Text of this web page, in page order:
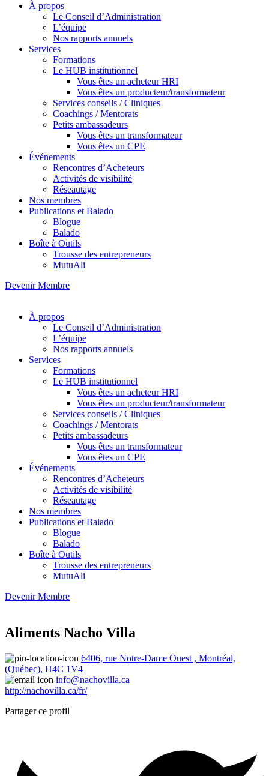
À propos
Le Conseil d’Administration
L’équipe
Nos rapports annuels
Services
Formations
Le HUB institutionnel
Vous êtes un acheteur HRI
Vous êtes un producteur/transformateur
Services conseils / Cliniques
Coachings / Mentorats
Petits ambassadeurs
Vous êtes un transformateur
Vous êtes un CPE
Événements
Rencontres d’Acheteurs
Activités de visibilité
Réseautage
Nos membres
Publications et Balado
Blogue
Balado
Boîte à Outils
Trousse des entrepreneurs
MutuAli
Devenir Membre
À propos
Le Conseil d’Administration
L’équipe
Nos rapports annuels
Services
Formations
Le HUB institutionnel
Vous êtes un acheteur HRI
Vous êtes un producteur/transformateur
Services conseils / Cliniques
Coachings / Mentorats
Petits ambassadeurs
Vous êtes un transformateur
Vous êtes un CPE
Événements
Rencontres d’Acheteurs
Activités de visibilité
Réseautage
Nos membres
Publications et Balado
Blogue
Balado
Boîte à Outils
Trousse des entrepreneurs
MutuAli
Devenir Membre
Aliments Nacho Villa
6406, rue Notre-Dame Ouest , Montréal,
(Québec), H4C 1V4
info@nachovilla.ca
http://nachovilla.ca/fr/
Partager ce profil